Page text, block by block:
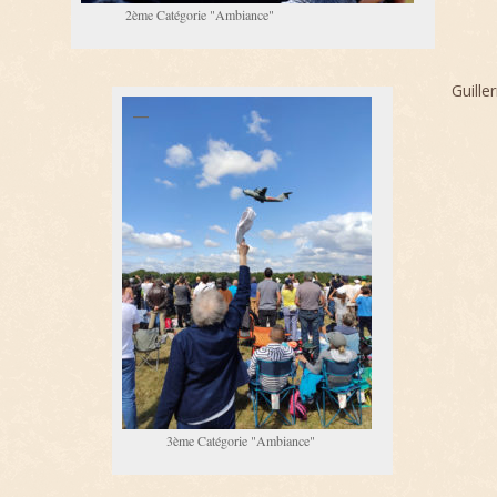
2ème Catégorie "Ambiance"
3ème Catégorie "Ambiance"